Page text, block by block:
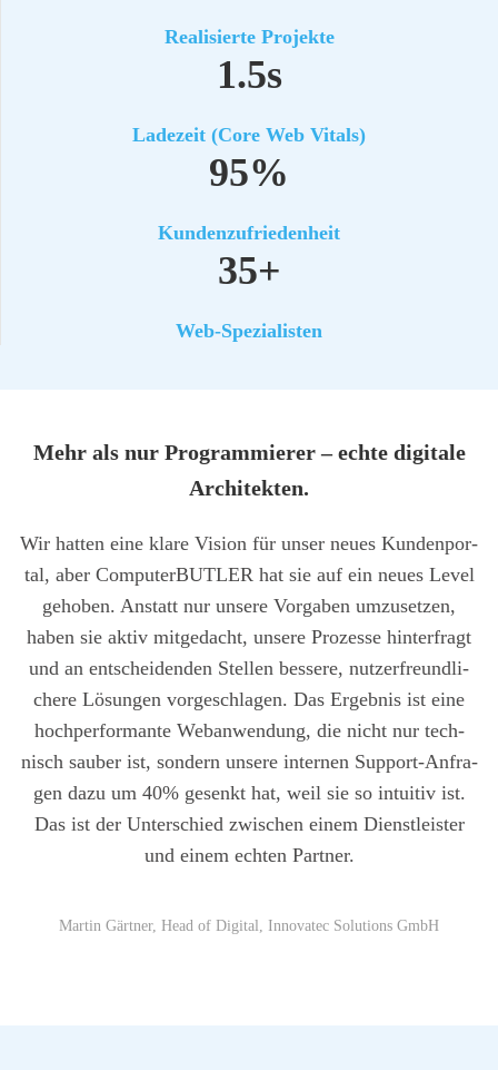
Rea­li­sier­te Pro­jek­te
1.5s
Lade­zeit (Core Web Vitals)
95%
Kun­den­zu­frie­den­heit
35+
Web-Spe­zia­lis­ten
Mehr als nur Pro­gram­mie­rer – ech­te digi­ta­le
Archi­tek­ten.
Wir hat­ten eine kla­re Visi­on für unser neu­es Kun­den­por­
tal, aber Com­pu­ter­BUT­LER hat sie auf ein neu­es Level
geho­ben. Anstatt nur unse­re Vor­ga­ben umzu­set­zen,
haben sie aktiv mit­ge­dacht, unse­re Pro­zes­se hin­ter­fragt
und an ent­schei­den­den Stel­len bes­se­re, nut­zer­freund­li­
che­re Lösun­gen vor­ge­schla­gen. Das Ergeb­nis ist eine
hoch­per­for­man­te Web­an­wen­dung, die nicht nur tech­
nisch sau­ber ist, son­dern unse­re inter­nen Sup­port-Anfra­
gen dazu um 40% gesenkt hat, weil sie so intui­tiv ist.
Das ist der Unter­schied zwi­schen einem Dienst­leis­ter
und einem ech­ten Part­ner.
Mar­tin Gärt­ner, Head of Digi­tal, Inno­va­tec Solu­ti­ons GmbH